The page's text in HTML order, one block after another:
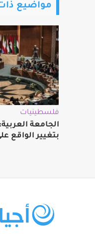
مواضيع
فلسطينيات
الجامعة
بتغيير الواقع